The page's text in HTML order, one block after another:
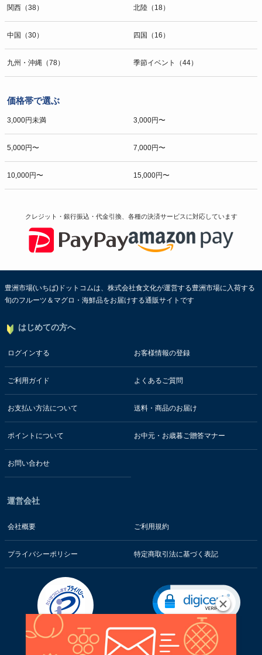
関西（38） 北陸（18）
中国（30） 四国（16）
九州・沖縄（78） 季節イベント（44）
価格帯で選ぶ
3,000円未満 3,000円〜
5,000円〜 7,000円〜
10,000円〜 15,000円〜
クレジット・銀行振込・代金引換、各種の決済サービスに対応しています
豊洲市場(いちば)ドットコムは、株式会社食文化が運営する豊洲市場に入荷する
旬のフルーツ＆マグロ・海鮮品をお届けする通販サイトです
はじめての方へ
ログインする お客様情報の登録
ご利用ガイド よくあるご質問
お支払い方法について 送料・商品のお届け
ポイントについて お中元・お歳暮ご贈答マナー
お問い合わせ
運営会社
会社概要 ご利用規約
プライバシーポリシー 特定商取引法に基づく表記
お客様の情報はSSL暗号通信技術で保護されています